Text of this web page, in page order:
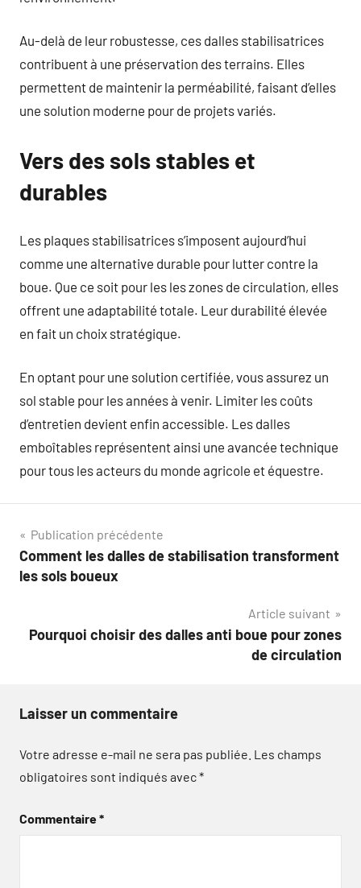
Au-delà de leur robustesse, ces dalles stabilisatrices
contribuent à une préservation des terrains. Elles
permettent de maintenir la perméabilité, faisant d’elles
une solution moderne pour de projets variés.
Vers des sols stables et
durables
Les plaques stabilisatrices s’imposent aujourd’hui
comme une alternative durable pour lutter contre la
boue. Que ce soit pour les les zones de circulation, elles
offrent une adaptabilité totale. Leur durabilité élevée
en fait un choix stratégique.
En optant pour une solution certifiée, vous assurez un
sol stable pour les années à venir. Limiter les coûts
d’entretien devient enfin accessible. Les dalles
emboîtables représentent ainsi une avancée technique
pour tous les acteurs du monde agricole et équestre.
Navigation
de
Publication précédente
Comment les dalles de stabilisation transforment
les sols boueux
Article suivant
Pourquoi choisir des dalles anti boue pour zones
de circulation
Laisser un commentaire
Votre adresse e-mail ne sera pas publiée. Les champs
obligatoires sont indiqués avec*
Commentaire*